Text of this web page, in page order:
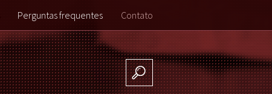
Perguntas frequentes Contato